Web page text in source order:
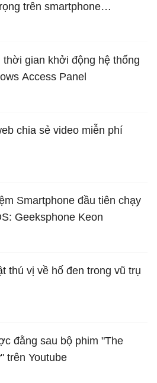
trên smartphone
thời gian khởi động hệ thống
Access Panel
chia sẻ video miễn phí
Smartphone đầu tiên chạy
Geeksphone Keon
thú vị về hố đen trong vũ trụ
đằng sau bộ phim "The
trên Youtube